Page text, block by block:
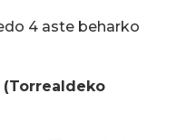
4 aste beharko